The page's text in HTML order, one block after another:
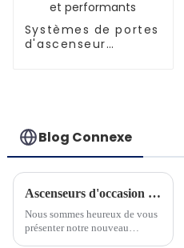
Systèmes de portes
d'ascenseur
Blog Connexe
Ascenseurs d'occasion pour villa panoramique et sécurité
Nous sommes heureux de vous
présenter notre nouveau